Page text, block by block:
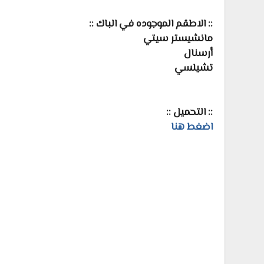
:: الاطقم الموجوده في الباك ::
مانشيستر سيتي
أرسنال
تشيلسي
:: التحميل ::
اضغط هنا